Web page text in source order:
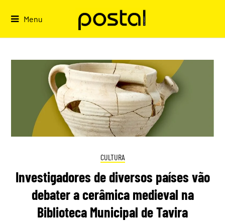
Menu
CULTURA
Investigadores de diversos países vão
debater a cerâmica medieval na
Biblioteca Municipal de Tavira